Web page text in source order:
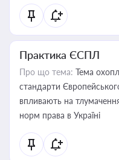
Практика ЄСПЛ
Про що тема: Тема
стандарти
впливають на
норм права в Україні